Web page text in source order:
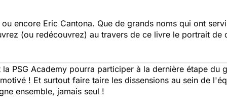
encore Eric Cantona. Que de grands noms qui ont
(ou redécouvrez) au travers de ce livre le portrait de
PSG Academy pourra participer à la dernière étape du
! Et surtout faire taire les dissensions au sein de
ensemble, jamais seul !